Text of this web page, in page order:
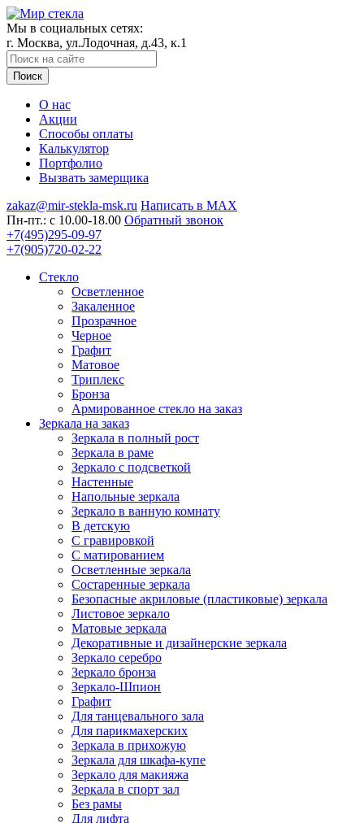
Мы в социальных сетях:
г. Москва, ул.Лодочная, д.43, к.1
Поиск
О нас
Акции
Способы оплаты
Калькулятор
Портфолио
Вызвать замерщика
zakaz@mir-stekla-msk.ru Написать в MAX
Пн-пт.: c 10.00-18.00 Обратный звонок
+7(495)295-09-97
+7(905)720-02-22
Стекло
Осветленное
Закаленное
Прозрачное
Черное
Графит
Матовое
Триплекс
Бронза
Армированное стекло на заказ
Зеркала на заказ
Зеркала в полный рост
Зеркала в раме
Зеркало с подсветкой
Настенные
Напольные зеркала
Зеркало в ванную комнату
В детскую
С гравировкой
С матированием
Oсветленные зеркала
Состаренные зеркала
Безопасные акриловые (пластиковые) зеркала
Листовое зеркало
Матовые зеркала
Декоративные и дизайнерские зеркала
Зеркало серебро
Зеркало бронза
Зеркало-Шпион
Графит
Для танцевального зала
Для парикмахерских
Зеркала в прихожую
Зеркала для шкафа-купе
Зеркало для макияжа
Зеркала в спорт зал
Без рамы
Для лифта